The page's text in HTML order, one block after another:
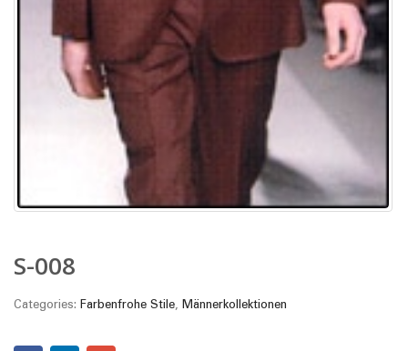
S-008
Categories: Farbenfrohe Stile, Männerkollektionen